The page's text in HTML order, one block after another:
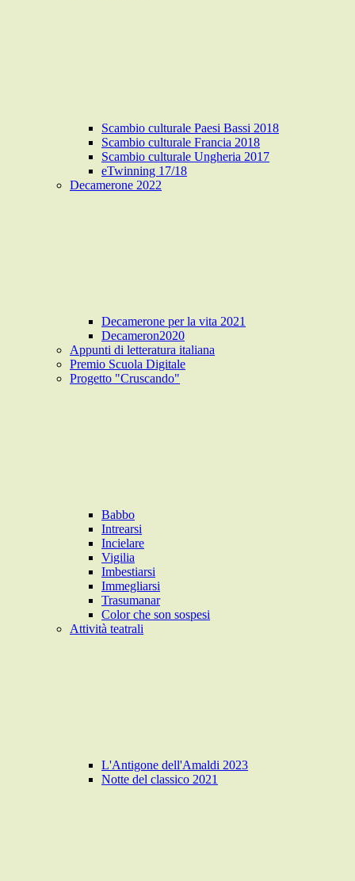
Scambio culturale Paesi Bassi 2018
Scambio culturale Francia 2018
Scambio culturale Ungheria 2017
eTwinning 17/18
Decamerone 2022
Decamerone per la vita 2021
Decameron2020
Appunti di letteratura italiana
Premio Scuola Digitale
Progetto "Cruscando"
Babbo
Intrearsi
Incielare
Vigilia
Imbestiarsi
Immegliarsi
Trasumanar
Color che son sospesi
Attività teatrali
L'Antigone dell'Amaldi 2023
Notte del classico 2021